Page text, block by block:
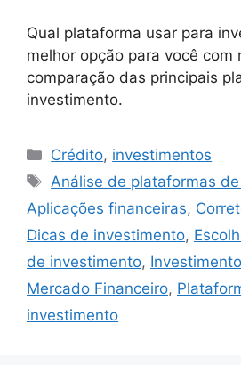
Qual plataforma usar para
melhor opção para você com
comparação das principais
investimento.
Categorias
Crédito, investimentos
Tags
Análise de plataformas
Aplicações financeiras,
Dicas de investimento,
de investimento,
Mercado Financeiro,
investimento